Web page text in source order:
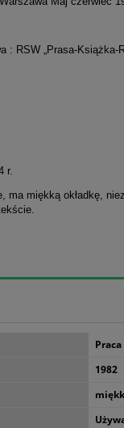
: RSW „Prasa-Książka-
r.
ma miękką okładkę,
1982